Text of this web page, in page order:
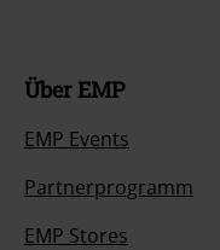
Über EMP
EMP Events
Partnerprogramm
EMP Stores